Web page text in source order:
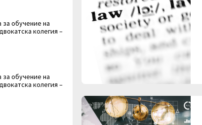
обучение на
колегия –
обучение на
колегия –